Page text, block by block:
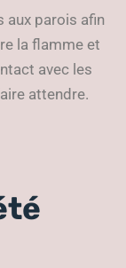
aux parois afin
la flamme et
avec les
attendre.